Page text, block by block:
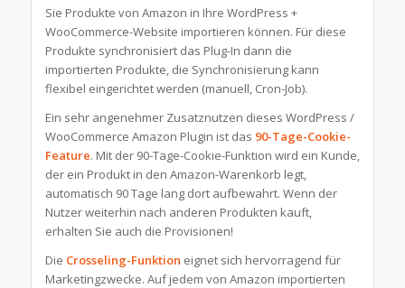
Sie Produkte von Amazon in Ihre WordPress +
WooCommerce-Website importieren können. Für diese
Produkte synchronisiert das Plug-In dann die
importierten Produkte, die Synchronisierung kann
flexibel eingerichtet werden (manuell, Cron-Job).
Ein sehr angenehmer Zusatznutzen dieses WordPress /
WooCommerce Amazon Plugin ist das 90-Tage-Cookie-
Feature. Mit der 90-Tage-Cookie-Funktion wird ein Kunde,
der ein Produkt in den Amazon-Warenkorb legt,
automatisch 90 Tage lang dort aufbewahrt. Wenn der
Nutzer weiterhin nach anderen Produkten kauft,
erhalten Sie auch die Provisionen!
Die Crosseling-Funktion eignet sich hervorragend für
Marketingzwecke. Auf jedem von Amazon importierten